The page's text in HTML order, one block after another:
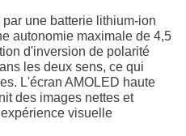
une batterie lithium-ion
autonomie maximale de 4,5
d'inversion de polarité
les deux sens, ce qui
L'écran AMOLED haute
des images nettes et
visuelle